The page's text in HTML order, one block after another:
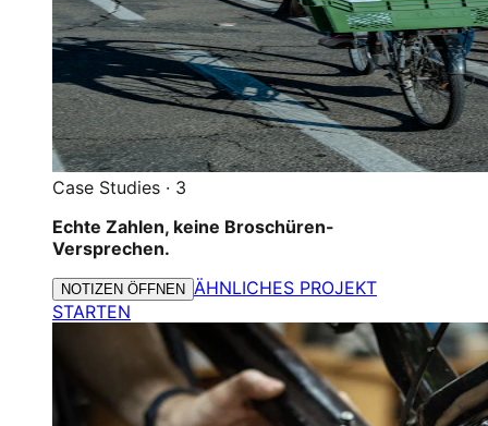
Case Studies · 3
Echte Zahlen, keine Broschüren-
Versprechen.
NOTIZEN ÖFFNEN ÄHNLICHES PROJEKT
STARTEN